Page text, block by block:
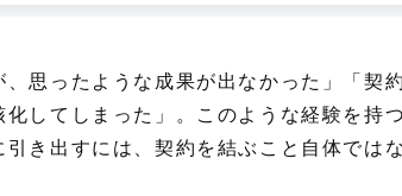
、思ったような成果が出なかった」「契
してしまった」。このような経験を持
き出すには、契約を結ぶこと自体では